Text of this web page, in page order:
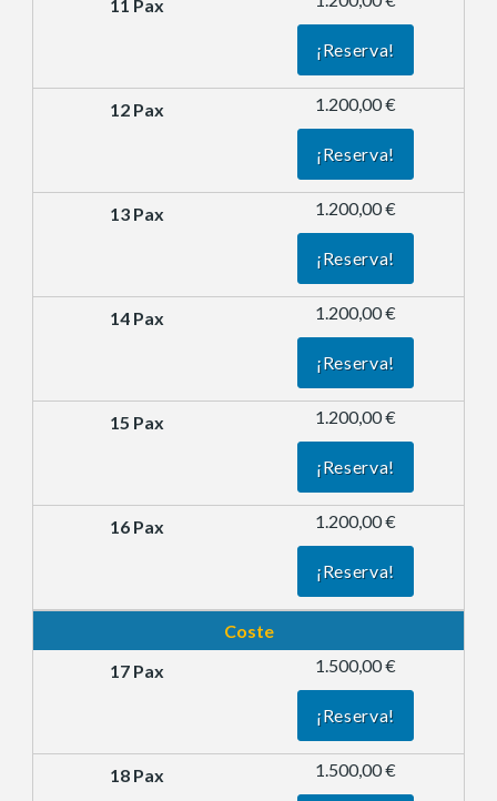
¡Reserva!
1.200,00 €
¡Reserva!
1.200,00 €
¡Reserva!
1.200,00 €
¡Reserva!
1.200,00 €
¡Reserva!
1.200,00 €
¡Reserva!
Coste
1.500,00 €
¡Reserva!
1.500,00 €